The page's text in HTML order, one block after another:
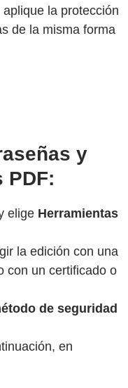
la protección
de la misma forma
y
PDF:
elige Herramientas
la edición con una
con un certificado o
de seguridad
en